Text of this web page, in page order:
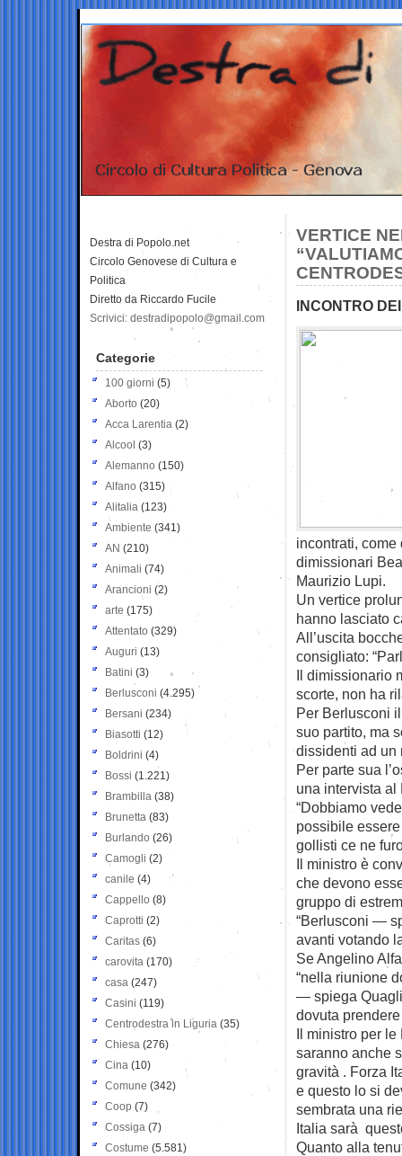
VERTICE
INCONTRO
incontrati,
dimissionari
Maurizio Lupi.
Un vertice
hanno lasciato
All’uscita
consigliato:
Il dimissionario
scorte, non ha
Per Berlusconi
suo partito, ma
dissidenti ad un
Per parte sua
una intervista al
“Dobbiamo
possibile
gollisti ce ne
Il ministro è
che devono
gruppo di
“Berlusconi —
avanti votando
Se Angelino
“nella riunione
— spiega
dovuta
Il ministro per
saranno anche
gravità . Forza
e questo lo si
sembrata una
Italia sarà
Quanto alla
Destra di Popolo.net
Circolo Genovese di Cultura e
Politica
Diretto da Riccardo Fucile
Scrivici: destradipopolo@gmail.com
Categorie
100 giorni (5)
Aborto (20)
Acca Larentia (2)
Alcool (3)
Alemanno (150)
Alfano (315)
Alitalia (123)
Ambiente (341)
AN (210)
Animali (74)
Arancioni (2)
arte (175)
Attentato (329)
Auguri (13)
Batini (3)
Berlusconi (4.295)
Bersani (234)
Biasotti (12)
Boldrini (4)
Bossi (1.221)
Brambilla (38)
Brunetta (83)
Burlando (26)
Camogli (2)
canile (4)
Cappello (8)
Caprotti (2)
Caritas (6)
carovita (170)
casa (247)
Casini (119)
Centrodestra in Liguria (35)
Chiesa (276)
Cina (10)
Comune (342)
Coop (7)
Cossiga (7)
Costume (5.581)